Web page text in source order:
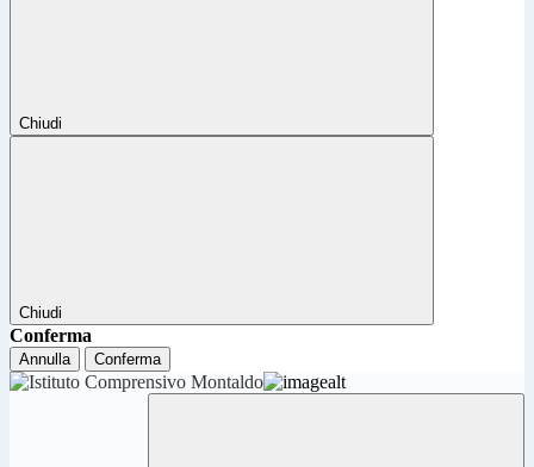
Chiudi
Chiudi
Conferma
Annulla Conferma